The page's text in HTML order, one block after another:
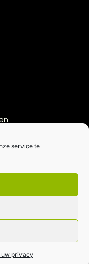
service te
privacy
| gemaakt met door